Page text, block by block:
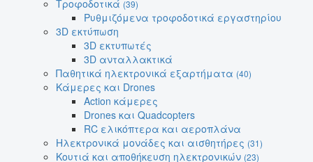
Τροφοδοτικά (39)
Ρυθμιζόμενα τροφοδοτικά εργαστηρίου
3D εκτύπωση
3D εκτυπωτές
3D ανταλλακτικά
Παθητικά ηλεκτρονικά εξαρτήματα (40)
Κάμερες και Drones
Action κάμερες
Drones και Quadcopters
RC ελικόπτερα και αεροπλάνα
Ηλεκτρονικά μονάδες και αισθητήρες (31)
Κουτιά και αποθήκευση ηλεκτρονικών (23)